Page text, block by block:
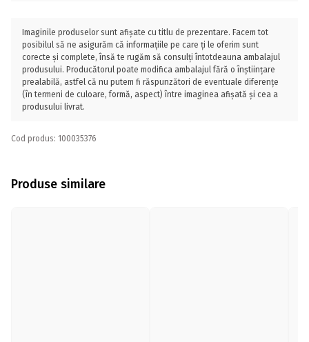
Imaginile produselor sunt afișate cu titlu de prezentare. Facem tot
posibilul să ne asigurăm că informațiile pe care ți le oferim sunt
corecte și complete, însă te rugăm să consulți întotdeauna ambalajul
produsului. Producătorul poate modifica ambalajul fără o înștiințare
prealabilă, astfel că nu putem fi răspunzători de eventuale diferențe
(în termeni de culoare, formă, aspect) între imaginea afișată și cea a
produsului livrat.
Cod produs: 100035376
Produse similare